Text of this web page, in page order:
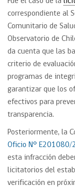
correspondiente al
Comunitario de
Observatorio de
da cuenta que las
criterio de
programas de
garantizar que los
efectivos para
transparencia.
Posteriormente, la
Oficio N° E201080/
esta infracción
licitatorios del
verificación en